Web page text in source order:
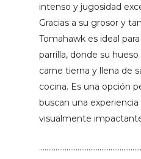
intenso y jugosidad
Gracias a su grosor y
Tomahawk es ideal
parrilla, donde su
carne tierna y llena de
cocina. Es una opción
buscan una
visualmente